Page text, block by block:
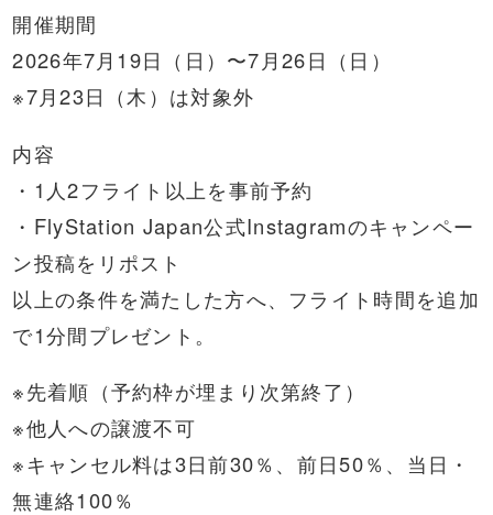
開催期間
2026年7月19日（日）〜7月26日（日）
※7月23日（木）は対象外
内容
・1人2フライト以上を事前予約
・FlyStation Japan公式Instagramのキャンペー
ン投稿をリポスト
以上の条件を満たした方へ、フライト時間を追加
で1分間プレゼント。
※先着順（予約枠が埋まり次第終了）
※他人への譲渡不可
※キャンセル料は3日前30％、前日50％、当日・
無連絡100％